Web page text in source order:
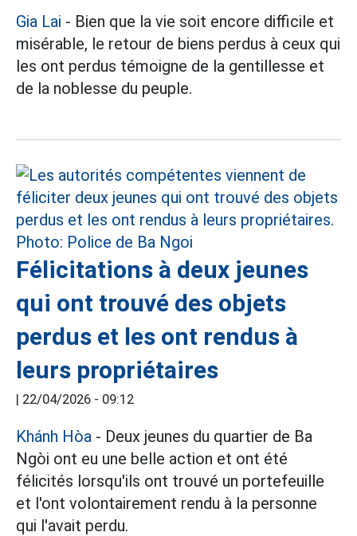
Gia Lai - Bien que la vie soit encore difficile et
misérable, le retour de biens perdus à ceux qui
les ont perdus témoigne de la gentillesse et
de la noblesse du peuple.
Félicitations à deux jeunes
qui ont trouvé des objets
perdus et les ont rendus à
leurs propriétaires
| 22/04/2026 - 09:12
Khánh Hòa - Deux jeunes du quartier de Ba
Ngòi ont eu une belle action et ont été
félicités lorsqu'ils ont trouvé un portefeuille
et l'ont volontairement rendu à la personne
qui l'avait perdu.